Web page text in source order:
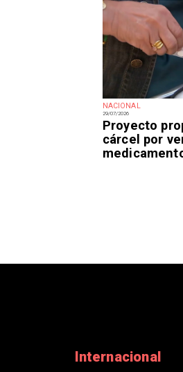
NACIONAL
29/07/2026
Proyecto
cárcel por
Internacional